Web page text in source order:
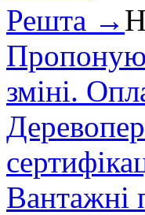
Решта →
Пропоную
зміні.
Вантажні